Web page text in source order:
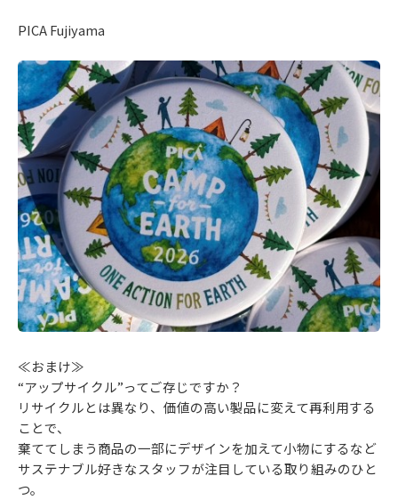
PICA Fujiyama
≪おまけ≫
“アップサイクル”ってご存じですか？
リサイクルとは異なり、価値の高い製品に変えて再利用する
ことで、
棄ててしまう商品の一部にデザインを加えて小物にするなど
サステナブル好きなスタッフが注目している取り組みのひと
つ。